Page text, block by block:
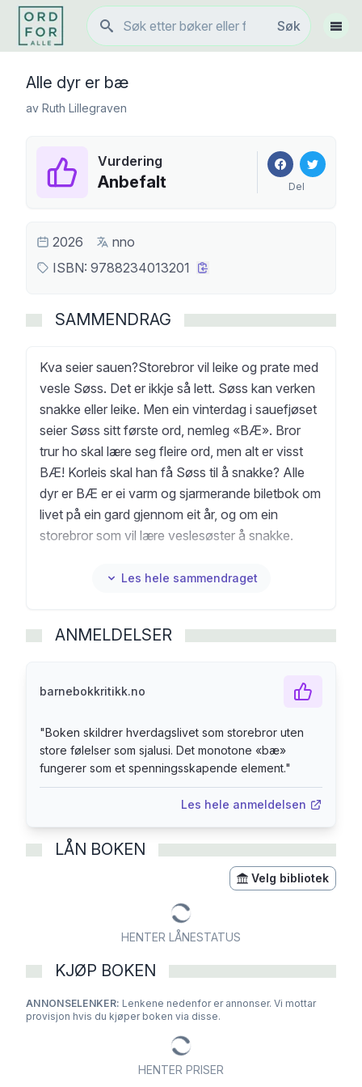
Søk
Søk
Vis
Alle dyr er bæ
av Ruth Lillegraven
Vurdering
Anbefalt Del
2026
nno
ISBN: 9788234013201
SAMMENDRAG
Kva seier sauen?Storebror vil leike og prate med
vesle Søss. Det er ikkje så lett. Søss kan verken
snakke eller leike. Men ein vinterdag i sauefjøset
seier Søss sitt første ord, nemleg «BÆ». Bror
trur ho skal lære seg fleire ord, men alt er visst
BÆ! Korleis skal han få Søss til å snakke? Alle
dyr er BÆ er ei varm og sjarmerande biletbok om
livet på ein gard gjennom eit år, og om ein
storebror som vil lære veslesøster å snakke.
sansing blir del av språkfellesskapen.Dette er det
prisvinnande og kritikarroste.
Les hele sammendraget
ANMELDELSER
barnebokkritikk.no
"Boken skildrer hverdagslivet som storebror uten
store følelser som sjalusi. Det monotone «bæ»
fungerer som et spenningsskapende element."
Les hele anmeldelsen
LÅN BOKEN
Velg bibliotek
HENTER LÅNESTATUS
KJØP BOKEN
ANNONSELENKER: Lenkene nedenfor er annonser. Vi mottar
provisjon hvis du kjøper boken via disse.
HENTER PRISER